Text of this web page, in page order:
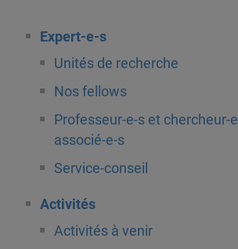
Expert-e-s
Unités de recherche
Nos fellows
Professeur-e-s et chercheur-
associé-e-s
Service-conseil
Activités
Activités à venir